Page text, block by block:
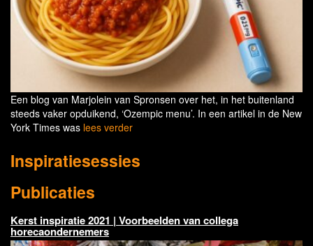
Een blog van Marjolein van Spronsen over het, in het buitenland
steeds vaker opduikend, ‘Ozempic menu’. In een artikel in de New
York Times was lees verder
Inspiratiesessies
Publicaties
Kerst inspiratie 2021 | Voorbeelden van collega
horecaondernemers